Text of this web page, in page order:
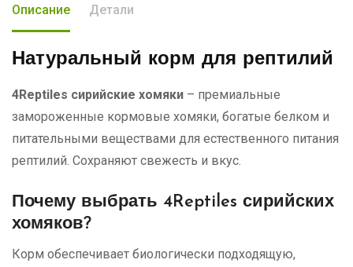
Описание Детали
Натуральный корм для рептилий
4Reptiles сирийские хомяки – премиальные
замороженные кормовые хомяки, богатые белком и
питательными веществами для естественного питания
рептилий. Сохраняют свежесть и вкус.
Почему выбрать 4Reptiles сирийских
хомяков?
Корм обеспечивает биологически подходящую,